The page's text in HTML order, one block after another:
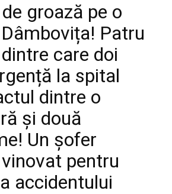
groază pe o
Patru
care doi
la spital
dintre o
și două
Un șofer
pentru
accidentului